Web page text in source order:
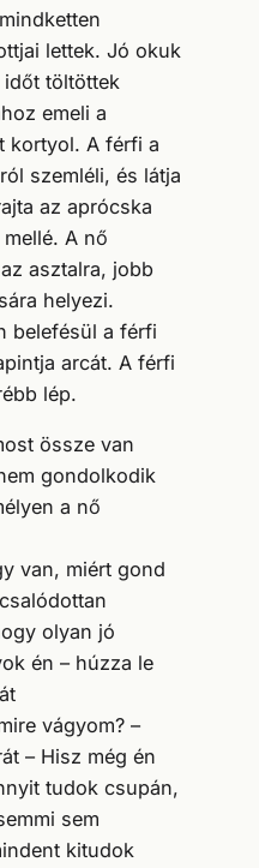
lettek. Jó okuk
töltöttek
emeli a
kortyol. A férfi a
szemléli, és látja
az aprócska
A nő
asztalra, jobb
helyezi.
belefésül a férfi
arcát. A férfi
lép.
össze van
gondolkodik
a nő
van, miért gond
olyan jó
én – húzza le
vágyom? –
– Hisz még én
tudok csupán,
sem
kitudok